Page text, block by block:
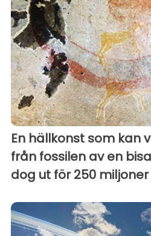
En hällkonst som kan
från fossilen av en
dog ut för 250